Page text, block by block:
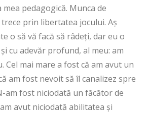
pedagogică. Munca de
prin libertatea jocului. Aș
o să vă facă să râdeți, dar eu o
cu adevăr profund, al meu: am
Cel mai mare a fost că am avut un
am fost nevoit să îl canalizez spre
am fost niciodată un făcător de
avut niciodată abilitatea și